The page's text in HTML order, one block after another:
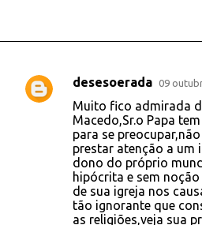
C
desesoerada 09
Muito fico admirada
Macedo,Sr.o Papa
para se
prestar atenção a um
dono do próprio
hipócrita e sem
de sua igreja nos
tão ignorante que
as religiões,veja sua